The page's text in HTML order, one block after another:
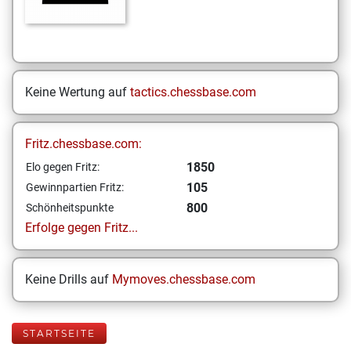
Keine Wertung auf tactics.chessbase.com
Fritz.chessbase.com:
Elo gegen Fritz: 1850
Gewinnpartien Fritz: 105
Schönheitspunkte
800
Erfolge gegen Fritz...
Keine Drills auf Mymoves.chessbase.com
STARTSEITE